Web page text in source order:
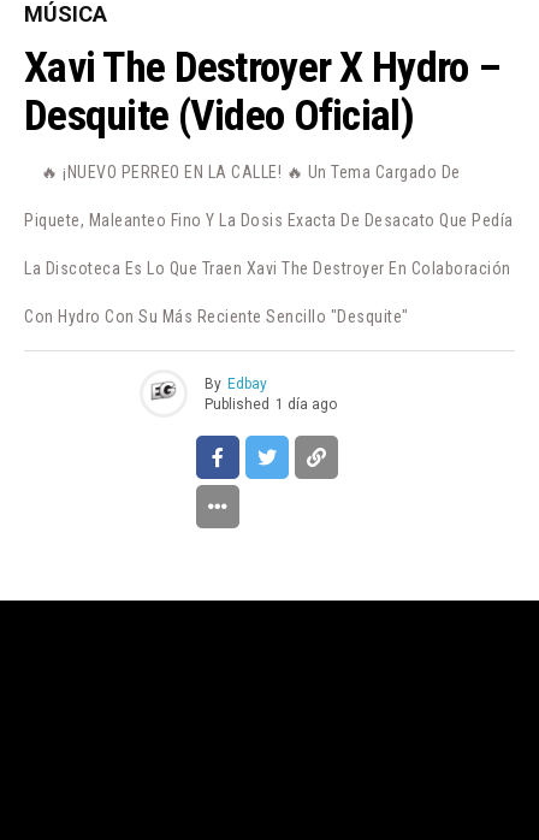
MÚSICA
Xavi The Destroyer X Hydro –
Desquite (Video Oficial)
🔥 ¡NUEVO PERREO EN LA CALLE! 🔥 Un Tema Cargado De
Piquete, Maleanteo Fino Y La Dosis Exacta De Desacato Que Pedía
La Discoteca Es Lo Que Traen Xavi The Destroyer En Colaboración
Con Hydro Con Su Más Reciente Sencillo "Desquite"
By Edbay
Published 1 día ago